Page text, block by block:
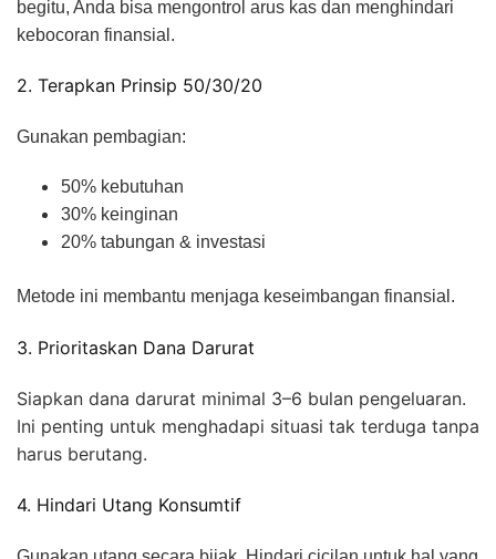
begitu, Anda bisa mengontrol arus kas dan menghindari
kebocoran finansial.
2. Terapkan Prinsip 50/30/20
Gunakan pembagian:
50% kebutuhan
30% keinginan
20% tabungan & investasi
Metode ini membantu menjaga keseimbangan finansial.
3. Prioritaskan Dana Darurat
Siapkan dana darurat minimal 3–6 bulan pengeluaran.
Ini penting untuk menghadapi situasi tak terduga tanpa
harus berutang.
4. Hindari Utang Konsumtif